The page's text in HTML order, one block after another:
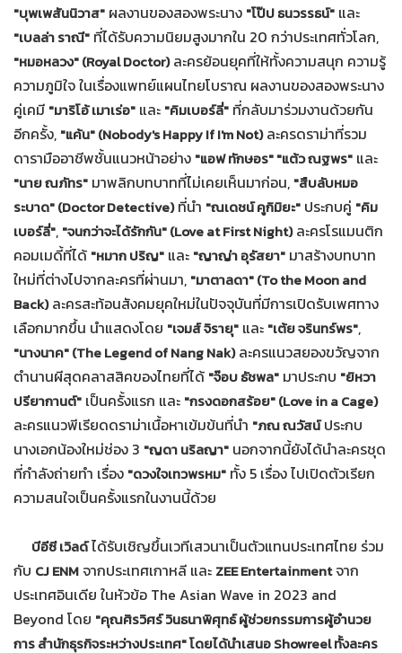
"บุพเพสันนิวาส" ผลงานของสองพระนาง "โป๊ป ธนวรรธน์" และ
"เบลล่า ราณี" ที่ได้รับความนิยมสูงมากใน 20 กว่าประเทศทั่วโลก,
"หมอหลวง" (Royal Doctor)ละครย้อนยุคที่ให้ทั้งความสนุก ความรู้
ความภูมิใจ ในเรื่องแพทย์แผนไทยโบราณ ผลงานของสองพระนาง
คู่เคมี "มาริโอ้ เมาเร่อ" และ "คิมเบอร์ลี่" ที่กลับมาร่วมงานด้วยกัน
อีกครั้ง, "แค้น" (Nobody's Happy If I'm Not)ละครดราม่าที่รวม
ดารามืออาชีพชั้นแนวหน้าอย่าง "แอฟ ทักษอร" "แต้ว ณฐพร" และ
"นาย ณภัทร" มาพลิกบทบาทที่ไม่เคยเห็นมาก่อน, "สืบลับหมอ
ระบาด" (Doctor Detective)ที่นำ "ณเดชน์ คูกิมิยะ" ประกบคู่ "คิม
เบอร์ลี่", "จนกว่าจะได้รักกัน" (Love at First Night)ละครโรแมนติก
คอมเมดี้ที่ได้ "หมาก ปริญ" และ "ญาญ่า อุรัสยา" มาสร้างบทบาท
ใหม่ที่ต่างไปจากละครที่ผ่านมา, "มาตาลดา" (To the Moon and
Back)ละครสะท้อนสังคมยุคใหม่ในปัจจุบันที่มีการเปิดรับเพศทาง
เลือกมากขึ้น นำแสดงโดย "เจมส์ จิรายุ" และ "เต้ย จรินทร์พร",
"นางนาค" (The Legend of Nang Nak)ละครแนวสยองขวัญจาก
ตำนานผีสุดคลาสสิคของไทยที่ได้ "จ๊อบ ธัชพล" มาประกบ "ยิหวา
ปรียากานต์" เป็นครั้งแรก และ "กรงดอกสร้อย" (Love in a Cage)
ละครแนวพีเรียดดราม่าเนื้อหาเข้มข้นที่นำ "ภณ ณวัสน์ประกบ
นางเอกน้องใหม่ช่อง 3 "ญดา นริลญา" นอกจากนี้ยังได้นำละครชุด
ที่กำลังถ่ายทำ เรื่อง "ดวงใจเทวพรหม" ทั้ง 5 เรื่อง ไปเปิดตัวเรียก
ความสนใจเป็นครั้งแรกในงานนี้ด้วย
บีอีซี เวิลด์ได้รับเชิญขึ้นเวทีเสวนาเป็นตัวแทนประเทศไทย ร่วม
กับ CJ ENMจากประเทศเกาหลี และ ZEE Entertainmentจาก
ประเทศอินเดีย ในหัวข้อ The Asian Wave in 2023 and
Beyond โดย "คุณศิรวิศร์ วินธนาพิศุทธ์ ผู้ช่วยกรรมการผู้อำนวย
การ สำนักธุรกิจระหว่างประเทศ"โดยได้นำเสนอShowreelทั้งละคร